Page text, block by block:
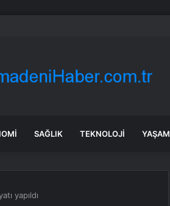
SAĞLIK TEKNOLOJI YAŞAM
yapıldı